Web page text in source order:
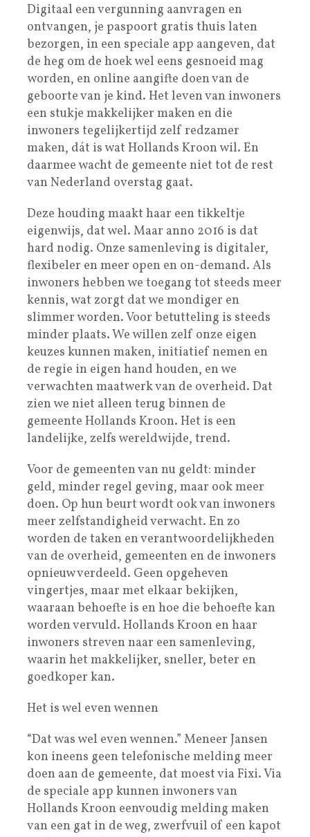
Digitaal een vergunning aanvragen en
ontvangen, je paspoort gratis thuis laten
bezorgen, in een speciale app aangeven, dat
de heg om de hoek wel eens gesnoeid mag
worden, en online aangifte doen van de
geboorte van je kind. Het leven van inwoners
een stukje makkelijker maken en die
inwoners tegelijkertijd zelf redzamer
maken, dát is wat Hollands Kroon wil. En
daarmee wacht de gemeente niet tot de rest
van Nederland overstag gaat.
Deze houding maakt haar een tikkeltje
eigenwijs, dat wel. Maar anno 2016 is dat
hard nodig. Onze samenleving is digitaler,
flexibeler en meer open en on-demand. Als
inwoners hebben we toegang tot steeds meer
kennis, wat zorgt dat we mondiger en
slimmer worden. Voor betutteling is steeds
minder plaats. We willen zelf onze eigen
keuzes kunnen maken, initiatief nemen en
de regie in eigen hand houden, en we
verwachten maatwerk van de overheid. Dat
zien we niet alleen terug binnen de
gemeente Hollands Kroon. Het is een
landelijke, zelfs wereldwijde, trend.
Voor de gemeenten van nu geldt: minder
geld, minder regel geving, maar ook meer
doen. Op hun beurt wordt ook van inwoners
meer zelfstandigheid verwacht. En zo
worden de taken en verantwoordelijkheden
van de overheid, gemeenten en de inwoners
opnieuw verdeeld. Geen opgeheven
vingertjes, maar met elkaar bekijken,
waaraan behoefte is en hoe die behoefte kan
worden vervuld. Hollands Kroon en haar
inwoners streven naar een samenleving,
waarin het makkelijker, sneller, beter en
goedkoper kan.
Het is wel even wennen
“Dat was wel even wennen.” Meneer Jansen
kon ineens geen telefonische melding meer
doen aan de gemeente, dat moest via Fixi. Via
de speciale app kunnen inwoners van
Hollands Kroon eenvoudig melding maken
van een gat in de weg, zwerfvuil of een kapot